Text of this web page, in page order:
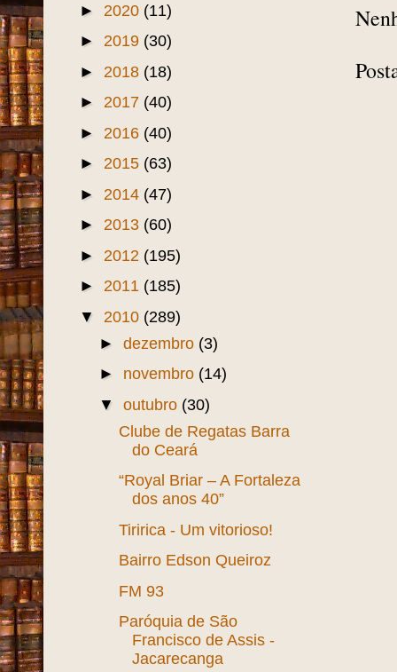
► 2020 (11)
► 2019 (30)
► 2018 (18)
► 2017 (40)
► 2016 (40)
► 2015 (63)
► 2014 (47)
► 2013 (60)
► 2012 (195)
► 2011 (185)
▼ 2010 (289)
► dezembro (3)
► novembro (14)
▼ outubro (30)
Clube de Regatas Barra
do Ceará
“Royal Briar – A Fortaleza
dos anos 40”
Tiririca - Um vitorioso!
Bairro Edson Queiroz
FM 93
Paróquia de São
Francisco de Assis -
Jacarecanga